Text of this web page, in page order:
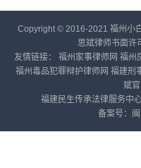
Copyright © 2016-2021 福州小
思斌律师书面许
友情链接： 福州家事律师网 福州
福州毒品犯罪辩护律师网 福建刑
斌官
福建民生传承法律服务中
备案号：